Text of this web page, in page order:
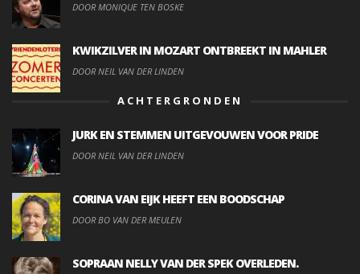
DOOR MONIQUE TEN BOSKE
KWIKZILVER IN MOZART ONTBREEKT IN MAHLER
DOOR NEIL VAN DER LINDEN
ACHTERGRONDEN
JURK EN STEMMEN UITGEVOUWEN VOOR PRIDE
DOOR NEIL VAN DER LINDEN
CORINA VAN EIJK HEEFT EEN BOODSCHAP
DOOR BO VAN DER MEULEN
SOPRAAN NELLY VAN DER SPEK OVERLEDEN.